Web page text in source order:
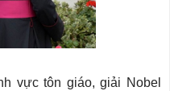
vực tôn giáo, giải Nobel